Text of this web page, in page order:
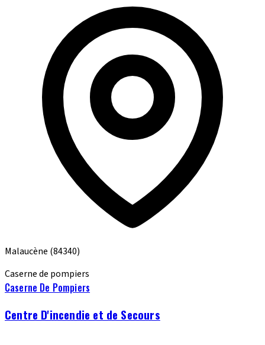
Malaucène (84340)
Caserne de pompiers
Caserne De Pompiers
Centre D'incendie et de Secours